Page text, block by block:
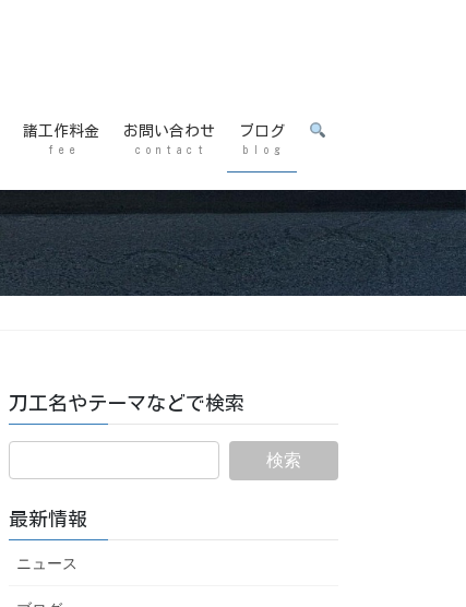
諸工作料金
f e e
お問い合わせ
c o n t a c t
ブログ
b l o g
刀工名やテーマなどで検索
最新情報
ニュース